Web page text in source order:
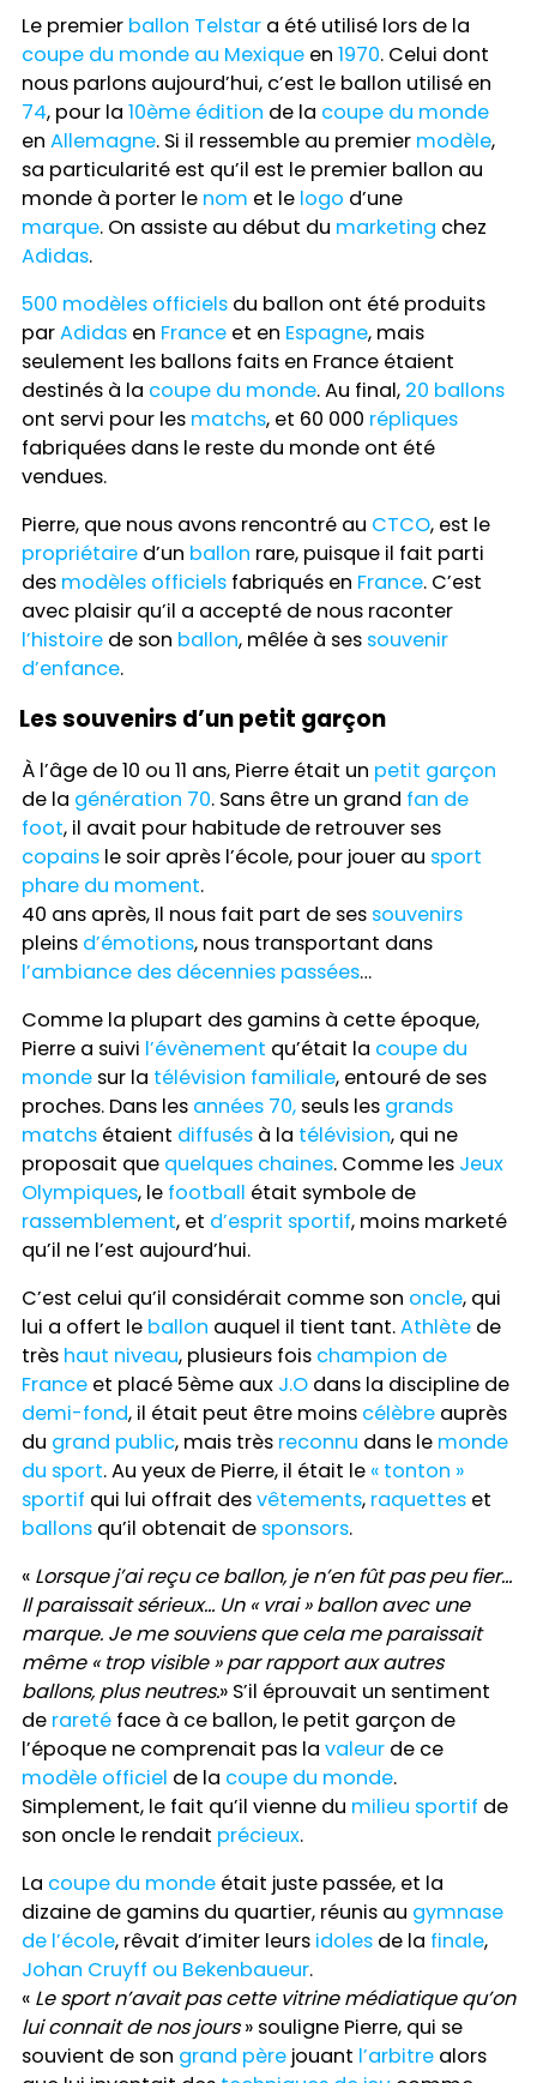
Le premier ballon Telstara été utilisé lors de la
coupe du monde au Mexiqueen 1970. Celui dont
nous parlons aujourd’hui, c’est le ballon utilisé en
74, pour la 10ème édition de la coupe du monde
en Allemagne. Si il ressemble au premier modèle,
sa particularité est qu’il est le premier ballon au
monde à porter le nom et le logo d’une
marque. On assiste au début du marketing chez
Adidas.
500 modèles officielsdu ballon ont été produits
parAdidasen Franceet en Espagne, mais
seulement les ballons faits en France étaient
destinés à la coupe du monde. Au final, 20 ballons
ont servi pour les matchs, et 60 000 répliques
fabriquées dans le reste du monde ont été
vendues.
Pierre, que nous avons rencontré au CTCO, est le
propriétaired’un ballon rare, puisque il fait parti
des modèles officielsfabriqués en France. C’est
avec plaisir qu’il a accepté de nous raconter
l’histoirede son ballon, mêlée à ses souvenir
d’enfance.
Les souvenirs d’un petit garçon
À l’âge de 10 ou 11 ans, Pierre était un petit garçon
de la génération 70. Sans être un grand fan de
foot, il avait pour habitude de retrouver ses
copainsle soir après l’école, pour jouer au sport
phare du moment.
40 ans après, Il nous fait part de ses souvenirs
pleins d’émotions, nous transportant dans
l’ambiance des décennies passées…
Comme la plupart des gamins à cette époque,
Pierre a suivi l’évènement qu’était la coupe du
mondesur la télévision familiale, entouré de ses
proches. Dans les années 70,seuls les grands
matchsétaient diffusésà la télévision, qui ne
proposait que quelques chaines. Comme les Jeux
Olympiques, le football était symbole de
rassemblement, et d’esprit sportif, moins marketé
qu’il ne l’est aujourd’hui.
C’est celui qu’il considérait comme son oncle, qui
lui a offert le ballon auquel il tient tant.Athlètede
très haut niveau, plusieurs fois champion de
Franceet placé 5ème aux J.O dans la discipline de
demi-fond, il était peut être moins célèbreauprès
du grand public, mais très reconnu dans le monde
du sport. Au yeux de Pierre, il était le « tonton »
sportif qui lui offrait desvêtements, raquetteset
ballonsqu’il obtenait de sponsors.
« Lorsque j’ai reçu ce ballon, je n’en fût pas peu fier…
Il paraissait sérieux… Un « vrai » ballon avec une
marque. Je me souviens que cela me paraissait
même « trop visible » par rapport aux autres
ballons, plus neutres.» S’il éprouvait un sentiment
de raretéface à ce ballon, le petit garçon de
l’époque ne comprenait pas la valeurde ce
modèle officiel de la coupe du monde.
Simplement, le fait qu’il vienne du milieu sportif de
son oncle le rendait précieux.
La coupe du mondeétait juste passée, et la
dizaine de gamins du quartier, réunis au gymnase
de l’école, rêvait d’imiter leurs idolesde la finale,
Johan Cruyff ou Bekenbaueur.
«Le sport n’avait pas cette vitrine médiatique qu’on
lui connait de nos jours» souligne Pierre, qui se
souvient de son grand pèrejouant l’arbitrealors